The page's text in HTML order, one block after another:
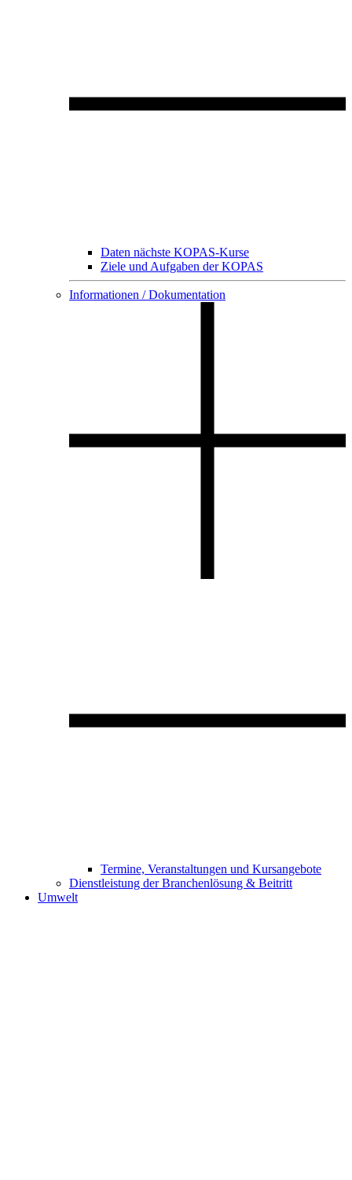
Daten nächste KOPAS-Kurse
Ziele und Aufgaben der KOPAS
Informationen / Dokumentation
Termine, Veranstaltungen und Kursangebote
Dienstleistung der Branchenlösung & Beitritt
Umwelt